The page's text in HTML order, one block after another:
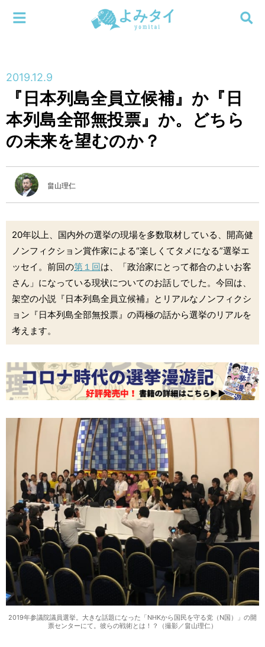
連載
新刊
編集部
検索する
メニューを閉じる
2019.12.9
『日本列島全員立候補』か『日
本列島全部無投票』か。どちら
の未来を望むのか？
畠山理仁
20年以上、国内外の選挙の現場を多数取材している、開高健
ノンフィクション賞作家による“楽しくてタメになる”選挙エ
ッセイ。前回の第１回は、「政治家にとって都合のよいお客
さん」になっている現状についてのお話しでした。今回は、
架空の小説『日本列島全員立候補』とリアルなノンフィクシ
ョン『日本列島全部無投票』の両極の話から選挙のリアルを
考えます。
2019年参議院議員選挙。大きな話題になった「NHKから国民を守る党（N国）」の開
票センターにて。彼らの戦術とは！？（撮影／畠山理仁）